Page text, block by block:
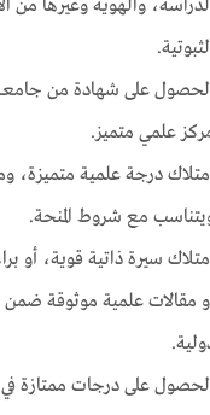
والهوية وغيرها من
على شهادة من
علمي متميز.
درجة علمية متميزة،
مع شروط المنحة.
سيرة ذاتية قوية، أو
مقالات علمية موثوقة
على درجات ممتازة في